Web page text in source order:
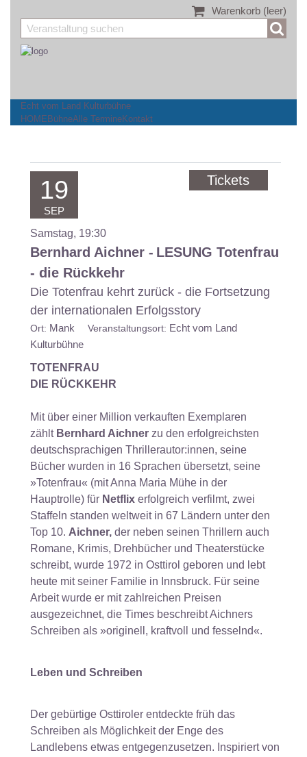
Warenkorb (leer)
Echt vom Land Kulturbühne
HOME BühneAlle TermineKontakt
19
SEP
Samstag, 19:30
Bernhard Aichner - LESUNG Totenfrau
- die Rückkehr
Die Totenfrau kehrt zurück - die Fortsetzung
der internationalen Erfolgsstory
Ort: Mank Veranstaltungsort: Echt vom Land
Kulturbühne
TOTENFRAU
DIE RÜCKKEHR
Mit über einer Million verkauften Exemplaren
zählt Bernhard Aichner zu den erfolgreichsten
deutschsprachigen Thrillerautor:innen, seine
Bücher wurden in 16 Sprachen übersetzt, seine
»Totenfrau« (mit Anna Maria Mühe in der
Hauptrolle) für Netflix erfolgreich verfilmt, zwei
Staffeln standen weltweit in 67 Ländern unter den
Top 10. Aichner, der neben seinen Thrillern auch
Romane, Krimis, Drehbücher und Theaterstücke
schreibt, wurde 1972 in Osttirol geboren und lebt
heute mit seiner Familie in Innsbruck. Für seine
Arbeit wurde er mit zahlreichen Preisen
ausgezeichnet, die Times beschreibt Aichners
Schreiben als »originell, kraftvoll und fesselnd«.
Leben und Schreiben
Der gebürtige Osttiroler entdeckte früh das
Schreiben als Möglichkeit der Enge des
Landlebens etwas entgegenzusetzen. Inspiriert von
Tickets